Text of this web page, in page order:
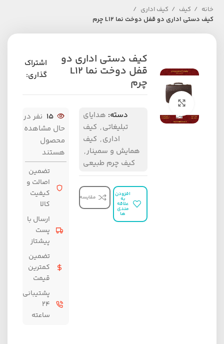
خانه کیف
کیف اداری
کیف دستی اداری دو قفل دوخت نما L12 چرم
برای بزرگنمایی کلیک کنید
کیف دستی اداری دو
قفل دوخت نما L12
چرم
اشتراک
گذاری:
دسته: هدایای
تبلیغاتی, کیف
اداری, کیف
همایش و سمینار,
کیف چرم طبیعی
افزودن
به
علاقه
مندی
ها
مقایسه
15 نفر در
حال مشاهده
محصول
هستند
تضمین
اصالت و
کیفیت
کالا
ارسال با
پست
پیشتاز
تضمین
کمترین
قیمت
پشتیبانی
۲۴
ساعته